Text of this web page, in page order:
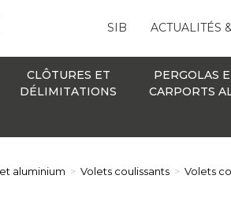
SIB ACTUALITÉS
CLÔTURES ET
DÉLIMITATIONS
PERGOLAS
CARPORTS
aluminium > Volets coulissants > Volets